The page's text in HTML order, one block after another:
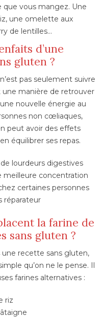
que vous mangez. Une
une omelette aux
de lentilles…
d’une
gluten ?
pas seulement suivre
une manière de retrouver
nouvelle énergie au
non cœliaques,
peut avoir des effets
équilibrer ses repas.
lourdeurs digestives
meilleure concentration
certaines personnes
réparateur
la farine de
sans gluten ?
une recette sans gluten,
qu’on ne le pense. Il
farines alternatives :
riz